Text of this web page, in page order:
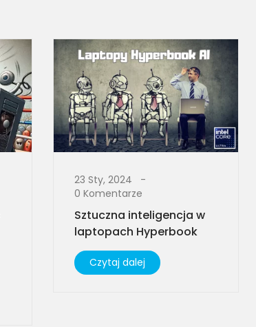
23 Sty, 2024
0 Komentarze
Sztuczna inteligencja w
laptopach Hyperbook​
Czytaj dalej